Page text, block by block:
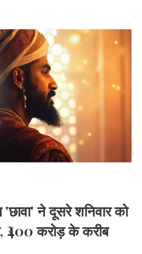
ने दूसरे शनिवार को
₹400 करोड़ के करीब